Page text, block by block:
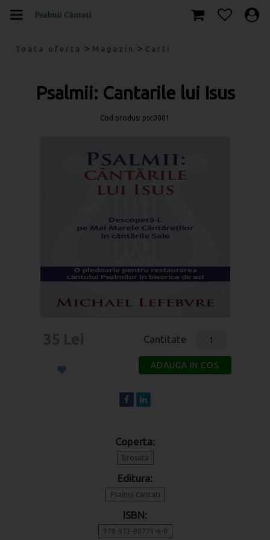
Toata oferta > Magazin > Carti
Psalmii: Cantarile lui Isus
Cod produs: psc0001
Cantitate
ADAUGA IN COS
Coperta:
Brosata
Editura:
Psalmii Cantati
ISBN:
978-973-88771-6-0